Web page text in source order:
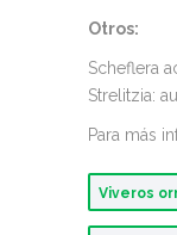
Otros:
Scheflera
Strelitzia:
Para más
Viveros